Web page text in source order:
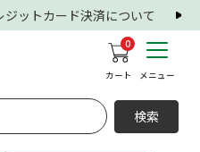
ジットカード決済について
0
カート メニュー
検索